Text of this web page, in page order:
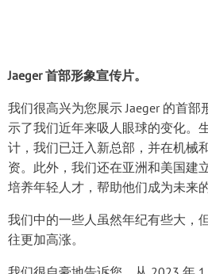
Jaeger 首部形象宣传片。
我们很高兴为您展示 Jaeger 的首
示了我们近年来吸人眼球的变化。
计，我们已迁入新总部，并在机械
资。此外，我们还在亚洲和美国建
培养年轻人才，帮助他们成为未来
我们中的一些人虽然年纪有些大，
往更加高涨。